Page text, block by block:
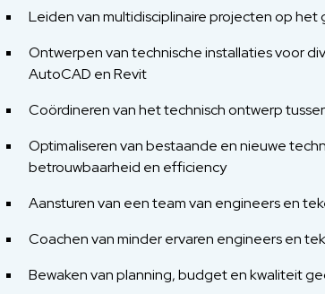
Leiden van multidisciplinaire projecten op
Ontwerpen van technische installaties voor
AutoCAD en Revit
Coördineren van het technisch ontwerp
Optimaliseren van bestaande en nieuwe
betrouwbaarheid en efficiency
Aansturen van een team van engineers en
Coachen van minder ervaren engineers en
Bewaken van planning, budget en kwaliteit